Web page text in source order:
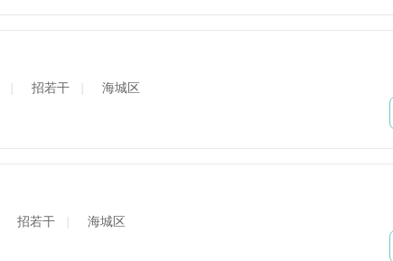
招若干 海城区
招若干 海城区